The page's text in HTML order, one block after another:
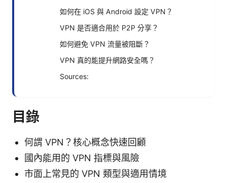
如何在 iOS 與 Android 設定 VPN？
VPN 是否適合用於 P2P 分享？
如何避免 VPN 流量被阻斷？
VPN 真的能提升網路安全嗎？
Sources:
目錄
何謂 VPN？核心概念快速回顧
國內能用的 VPN 指標與風險
市面上常見的 VPN 類型與適用情境